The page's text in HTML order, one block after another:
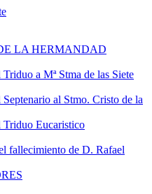
LA HERMANDAD
a Mª Stma de las Siete
Septenario al Stmo. Cristo de la
Triduo Eucaristico
fallecimiento de D. Rafael